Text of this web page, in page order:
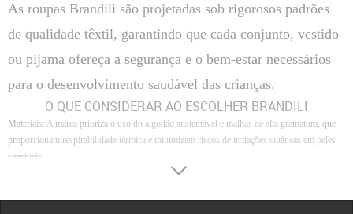
As roupas Brandili são projetadas sob rigorosos padrões
de qualidade têxtil, garantindo que cada conjunto, vestido
ou pijama ofereça a segurança e o bem-estar necessários
para o desenvolvimento saudável das crianças.
O QUE CONSIDERAR AO ESCOLHER BRANDILI
Materiais: A marca prioriza o uso do algodão sustentável e malhas de alta gramatura, que
proporcionam respirabilidade térmica e minimizam riscos de irritações cutâneas em peles
sensíveis.
: As modelagens são antropometricamente testadas para não restringir